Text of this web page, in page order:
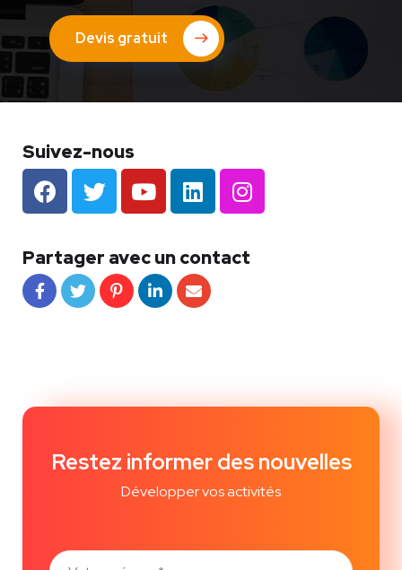
Devis gratuit
Suivez-nous
Partager avec un contact
Restez informer des nouvelles
Développer vos activités